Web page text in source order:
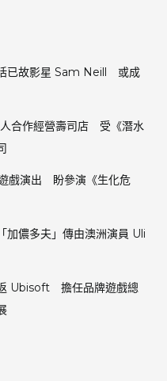
已故影星 Sam Neill 或成
合作經營壽司店 受《潛水
戲演出 盼參演《生化危
加儂多夫」傳由澳洲演員 Uli
Ubisoft 擔任品牌遊戲總